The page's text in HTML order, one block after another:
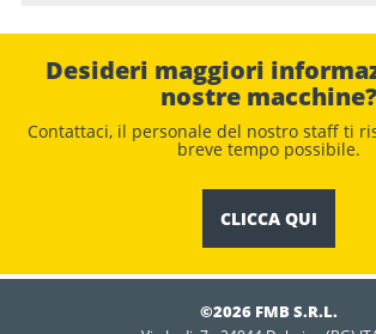
Desideri maggiori
nostre macchine?
Contattaci, il personale del nostro staﬀ ti
breve tempo possibile.
CLICCA QUI
©2026 FMB S.R.L.